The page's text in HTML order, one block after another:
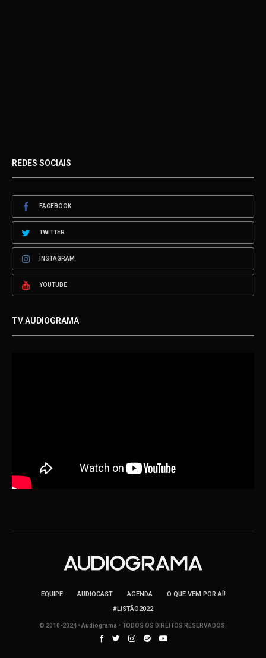
REDES SOCIAIS
FACEBOOK
TWITTER
INSTAGRAM
YOUTUBE
TV AUDIOGRAMA
EQUIPE AUDIOCAST AGENDA
O QUE VEM POR AÍ!
#LISTÃO2022
© 2010-2024 • Audiograma • TODOS OS DIREITOS RESERVADOS.